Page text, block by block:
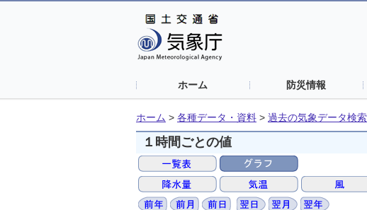
ホーム 防災情報
ホーム > 各種データ・資料 > 過去の気象データ検索
１時間ごとの値